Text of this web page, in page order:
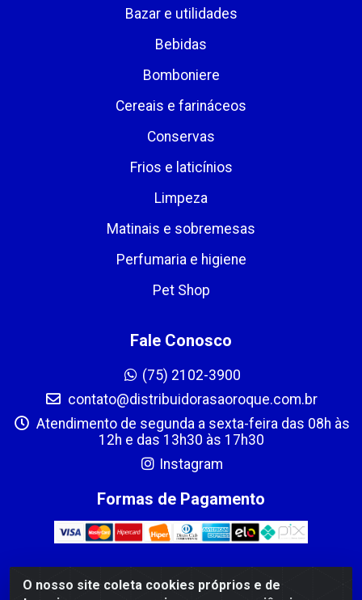
O nosso site coleta cookies próprios e de
Bazar e utilidades
Bebidas
Bomboniere
Cereais e farináceos
Conservas
Frios e laticínios
Limpeza
Matinais e sobremesas
Perfumaria e higiene
Pet Shop
Fale Conosco
(75) 2102-3900
contato@distribuidorasaoroque.com.br
Atendimento de segunda a sexta-feira das 08h às
12h e das 13h30 às 17h30
Instagram
Formas de Pagamento
DIST DE PROD ALIM SÃO ROQUE LTDA - AVENIDA PROBAHIA,